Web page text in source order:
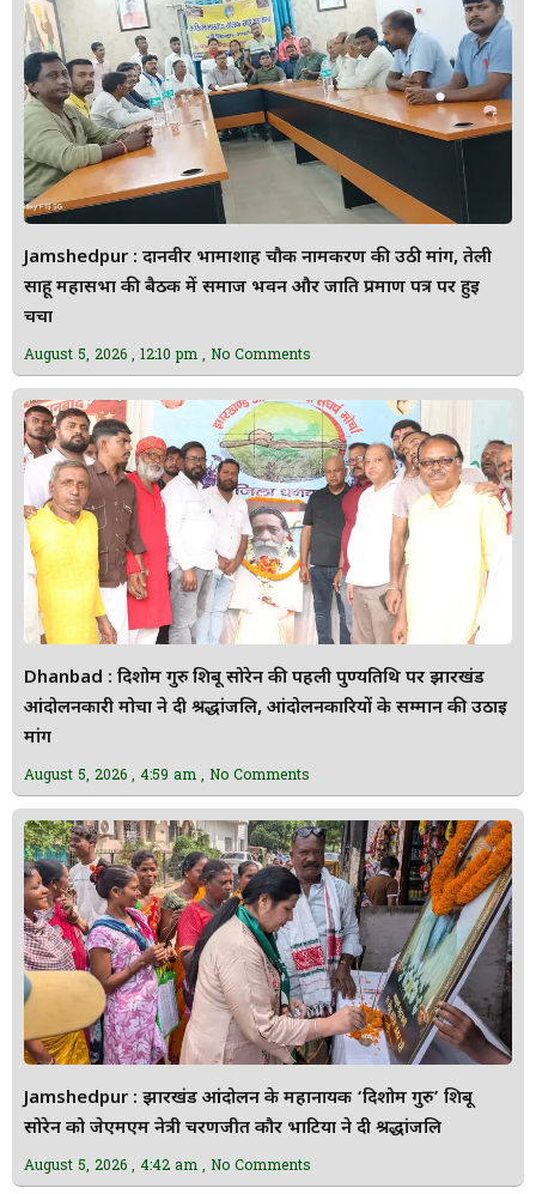
Jamshedpur : दानवीर भामाशाह चौक नामकरण की उठी मांग, तेली
साहू महासभा की बैठक में समाज भवन और जाति प्रमाण पत्र पर हुई
चर्चा
August 5, 2026 12:10 pm No Comments
Dhanbad : दिशोम गुरु शिबू सोरेन की पहली पुण्यतिथि पर झारखंड
आंदोलनकारी मोर्चा ने दी श्रद्धांजलि, आंदोलनकारियों के सम्मान की उठाई
मांग
August 5, 2026 4:59 am No Comments
Jamshedpur : झारखंड आंदोलन के महानायक ‘दिशोम गुरु’ शिबू
सोरेन को जेएमएम नेत्री चरणजीत कौर भाटिया ने दी श्रद्धांजलि
August 5, 2026 4:42 am No Comments